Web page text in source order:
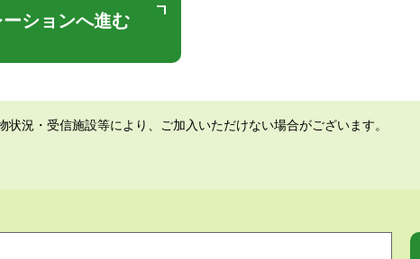
ションへ進む
況・受信施設等により、ご加入いただけない場合がございます。